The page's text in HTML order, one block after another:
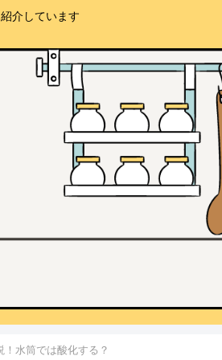
介しています
水筒では酸化する？